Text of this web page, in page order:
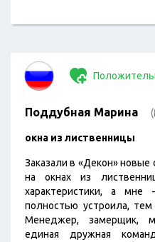
Поддубная Марина
окна из лиственницы
Заказали в «Декон»
на окнах из
характеристики, а мне
полностью устроила,
Менеджер, замерщик,
единая дружная